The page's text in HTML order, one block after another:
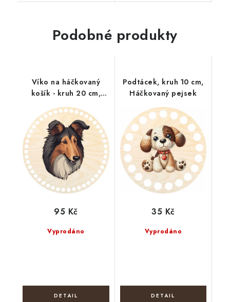
Podobné produkty
Víko na háčkovaný
košík - kruh 20 cm,
kolie
Vyprodáno
95 Kč
Podtácek, kruh 10 cm,
Háčkovaný pejsek
Vyprodáno
35 Kč